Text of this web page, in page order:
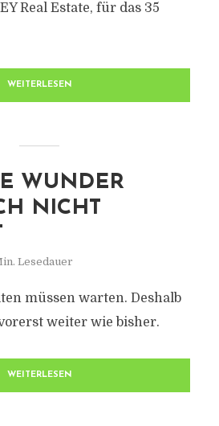
Real Estate, für das 35
WEITERLESEN
WUNDER
NICHT
Lesedauer
müssen warten. Deshalb
weiter wie bisher.
WEITERLESEN